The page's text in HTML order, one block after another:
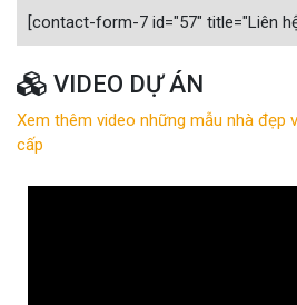
[contact-form-7 id="57" title="Liên
VIDEO DỰ ÁN
Xem thêm video những mẫu nhà đẹp
cấp